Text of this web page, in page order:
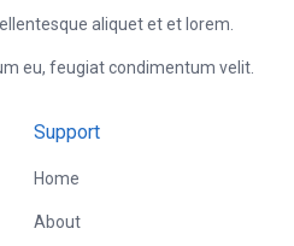
aliquet et et lorem.
eu, feugiat condimentum velit.
Support
Home
About